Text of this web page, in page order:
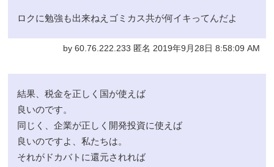
ロクに勉強も出来ねえゴミカス共が何イキってんだよ
by 60.76.222.233 匿名 2019年9月28日 8:58:09 AM
結果、税金を正しく国が使えば
良いのです。
同じく、企業が正しく開発投資に使えば
良いのですよ、私たちは。
それがドカバトに還元されれば